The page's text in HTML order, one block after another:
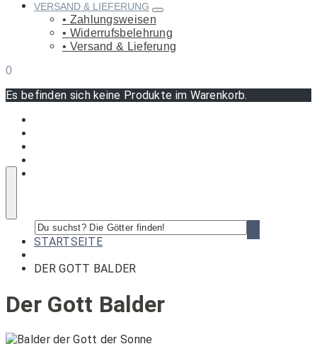
VERSAND & LIEFERUNG
Zahlungsweisen
Widerrufsbelehrung
Versand & Lieferung
0
Es befinden sich keine Produkte im Warenkorb.
suchst?
STARTSEITE
DER GOTT BALDER
Der Gott Balder